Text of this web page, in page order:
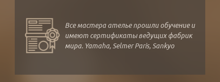
Все мастера ателье прошли обучение и
имеют сертификаты ведущих фабрик
мира. Yamaha, Selmer Paris, Sankyo